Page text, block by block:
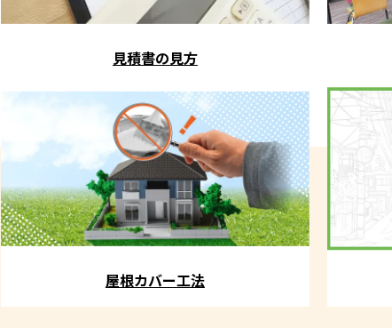
見積書の見方
屋根カバー工法